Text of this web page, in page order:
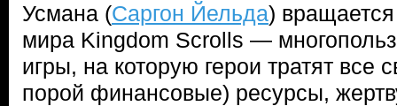
Усмана (Саргон Йельда) вращается
мира Kingdom Scrolls —
игры, на которую герои тратят все
порой финансовые) ресурсы,